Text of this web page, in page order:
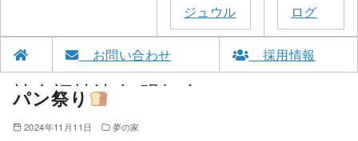
ジュウル
ログ
お問い合わせ 採用情報
社会福祉法人 明知会
パン祭り
2024年11月11日 夢の家